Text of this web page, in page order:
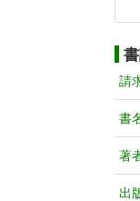
請
書
著
出